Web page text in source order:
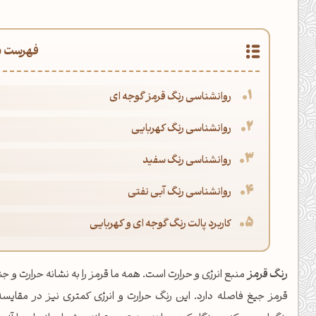
فهرست
روانشناسی رنگ قرمز گوجه ای
روانشناسی رنگ کهربایی
روانشناسی رنگ سفید
روانشناسی رنگ آبی نفتی
کاربرد پالت رنگ گوجه ای و کهربایی
رنگ قرمزمنبع انرژی و حرارت است. همه ما قرمز را به نشانه
قرمز جیغ فاصله دارد. این رنگ حرارت و انرژی کمتری نیز در